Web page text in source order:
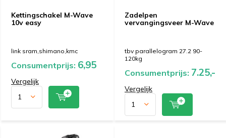
Kettingschakel M-Wave
10v easy
link sram,shimano,kmc
Consumentprijs: 6,95
Vergelijk
Zadelpen
vervangingsveer M-Wave
tbv parallelogram 27.2 90-
120kg
Consumentprijs: 7.25,-
Vergelijk